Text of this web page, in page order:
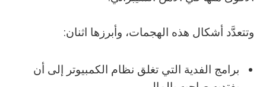
وتتعدَّد أشكال هذه الهجمات، وأبرزها اثنان:
برامج الفدية التي تغلق نظام الكمبيوتر إلى أن